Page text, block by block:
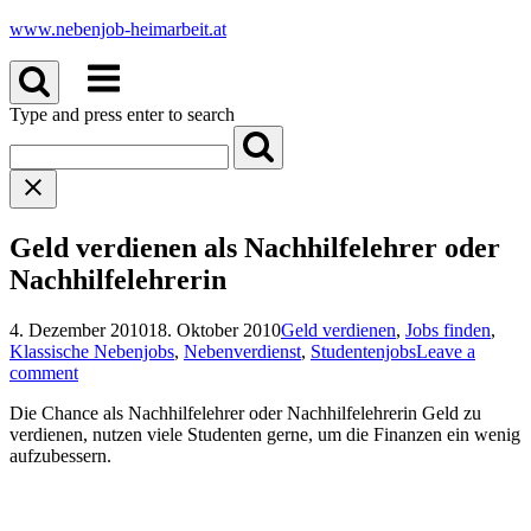
Skip
content
www.nebenjob-heimarbeit.at
Menu
Type and press enter to search
Geld verdienen als Nachhilfelehrer oder
Nachhilfelehrerin
4. Dezember 201018. Oktober 2010Geld verdienen, Jobs finden,
Klassische Nebenjobs, Nebenverdienst, StudentenjobsLeave a
comment
Die Chance als Nachhilfelehrer oder Nachhilfelehrerin Geld zu
verdienen, nutzen viele Studenten gerne, um die Finanzen ein wenig
aufzubessern.